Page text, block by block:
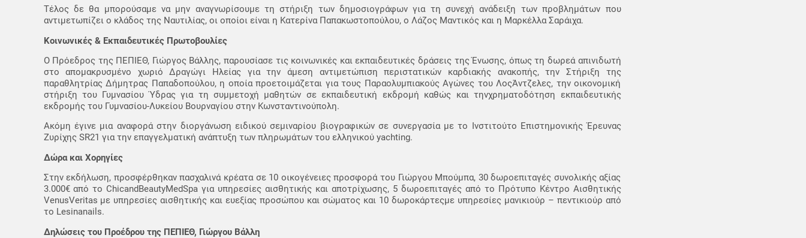
Τέλος δε θα μπορούσαμε να μην αναγνωρίσουμε τη στήριξη των δημοσιογράφων για τη συνεχή ανάδειξη των προβλημάτων που
αντιμετωπίζει ο κλάδος της Ναυτιλίας, οι οποίοι είναι η Κατερίνα Παπακωστοπούλου, ο Λάζος Μαντικός και η Μαρκέλλα Σαράιχα.
Κοινωνικές & Εκπαιδευτικές Πρωτοβουλίες
Ο Πρόεδρος της ΠΕΠΙΕΘ, Γιώργος Βάλλης, παρουσίασε τις κοινωνικές και εκπαιδευτικές δράσεις της Ένωσης, όπως τη δωρεά απινιδωτή
στο απομακρυσμένο χωριό Δραγώγι Ηλείας για την άμεση αντιμετώπιση περιστατικών καρδιακής ανακοπής, την Στήριξη της
παραθλητρίας Δήμητρας Παπαδοπούλου, η οποία προετοιμάζεται για τους Παραολυμπιακούς Αγώνες του ΛοςΆντζελες, την οικονομική
στήριξη του Γυμνασίου Ύδρας για τη συμμετοχή μαθητών σε εκπαιδευτική εκδρομή καθώς και τηνχρηματοδότηση εκπαιδευτικής
εκδρομής του Γυμνασίου-Λυκείου Βουρναγίου στην Κωνσταντινούπολη.
Ακόμη έγινε μια αναφορά στην διοργάνωση ειδικού σεμιναρίου βιογραφικών σε συνεργασία με το Ινστιτούτο Επιστημονικής Έρευνας
Ζυρίχης SR21 για την επαγγελματική ανάπτυξη των πληρωμάτων του ελληνικού yachting.
Δώρα και Χορηγίες
Στην εκδήλωση, προσφέρθηκαν πασχαλινά κρέατα σε 10 οικογένειες προσφορά του Γιώργου Μπούμπα, 30 δωροεπιταγές συνολικής αξίας
3.000€ από το ChicandBeautyMedSpa για υπηρεσίες αισθητικής και αποτρίχωσης, 5 δωροεπιταγές από το Πρότυπο Κέντρο Αισθητικής
VenusVeritas με υπηρεσίες αισθητικής και ευεξίας προσώπου και σώματος και 10 δωροκάρτεςμε υπηρεσίες μανικιούρ – πεντικιούρ από
το Lesinanails.
Δηλώσεις του Προέδρου της ΠΕΠΙΕΘ, Γιώργου Βάλλη